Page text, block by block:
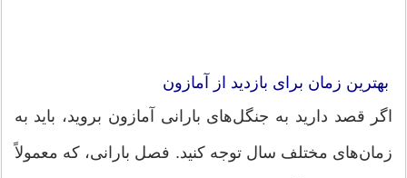
بهترین زمان برای بازدید از آمازون
اگر قصد دارید به جنگل‌های بارانی آمازون بروید، باید به
زمان‌های مختلف سال توجه کنید. فصل بارانی، که معمولاً